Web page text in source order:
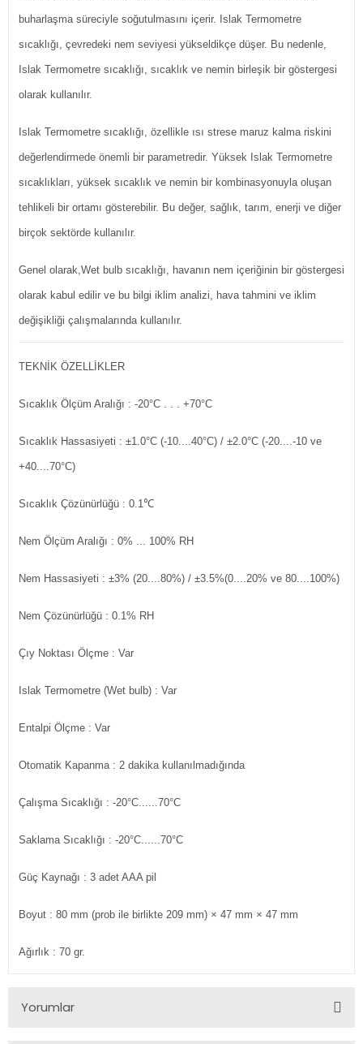
buharlaşma süreciyle soğutulmasını içerir. Islak Termometre
sıcaklığı, çevredeki nem seviyesi yükseldikçe düşer. Bu nedenle,
Islak Termometre sıcaklığı, sıcaklık ve nemin birleşik bir göstergesi
olarak kullanılır.
Islak Termometre sıcaklığı, özellikle ısı strese maruz kalma riskini
değerlendirmede önemli bir parametredir. Yüksek Islak Termometre
sıcaklıkları, yüksek sıcaklık ve nemin bir kombinasyonuyla oluşan
tehlikeli bir ortamı gösterebilir. Bu değer, sağlık, tarım, enerji ve diğer
birçok sektörde kullanılır.
Genel olarak,Wet bulb sıcaklığı, havanın nem içeriğinin bir göstergesi
olarak kabul edilir ve bu bilgi iklim analizi, hava tahmini ve iklim
değişikliği çalışmalarında kullanılır.
TEKNİK ÖZELLİKLER
Sıcaklık Ölçüm Aralığı : -20°C . . . +70°C
Sıcaklık Hassasiyeti : ±1.0°C (-10....40°C) / ±2.0°C (-20....-10 ve
+40....70°C)
Sıcaklık Çözünürlüğü : 0.1℃
Nem Ölçüm Aralığı : 0% ... 100% RH
Nem Hassasiyeti : ±3% (20....80%) / ±3.5%(0....20% ve 80....100%)
Nem Çözünürlüğü : 0.1% RH
Çıy Noktası Ölçme : Var
Islak Termometre (Wet bulb) : Var
Entalpi Ölçme : Var
Otomatik Kapanma : 2 dakika kullanılmadığında
Çalışma Sıcaklığı : -20°C......70°C
Saklama Sıcaklığı : -20°C......70°C
Güç Kaynağı : 3 adet AAA pil
Boyut : 80 mm (prob ile birlikte 209 mm) × 47 mm × 47 mm
Ağırlık : 70 gr.
Yorumlar